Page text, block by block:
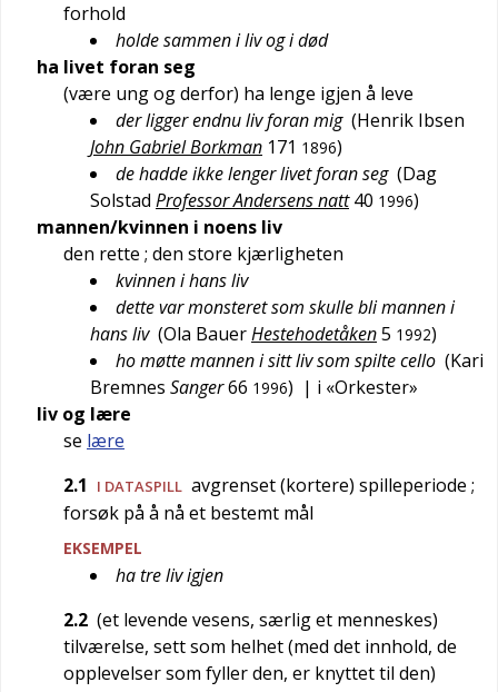
forhold
holde sammen i liv og i død
ha livet foran seg
(være ung og derfor) ha lenge igjen å leve
der ligger endnu liv foran mig (Henrik Ibsen
John Gabriel Borkman 171 1896)
de hadde ikke lenger livet foran seg (Dag
Solstad Professor Andersens natt 40 1996)
mannen/kvinnen i noens liv
den rette ; den store kjærligheten
kvinnen i hans liv
dette var monsteret som skulle bli mannen i
hans liv (Ola BauerHestehodetåken5 1992)
ho møtte mannen i sitt liv som spilte cello (Kari
Bremnes Sanger66 1996) | i «Orkester»
liv og lære
se lære
2.1
I DATASPILL avgrenset (kortere) spilleperiode ;
forsøk på å nå et bestemt mål
EKSEMPEL
ha tre liv igjen
2.2 (et levende vesens, særlig et menneskes)
tilværelse, sett som helhet (med det innhold, de
opplevelser som fyller den, er knyttet til den)